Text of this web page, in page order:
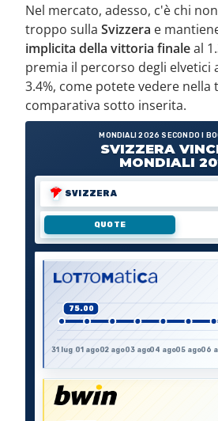
Nel mercato, adesso, c'è chi
troppo sulla Svizzera e
implicita della vittoria finaleal
premia il percorso degli elvetici
3.4%, come potete vedere nella
comparativa sotto inserita.